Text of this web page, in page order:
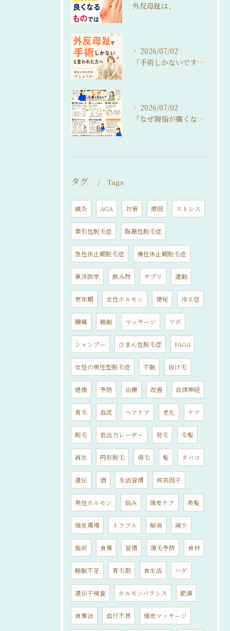
外反母趾は、
2026/07/02
「手術しかないですね…」
2026/07/02
「なぜ親指が痛くなるの？」
タグ Tags
鍼灸 AGA 対策 原因 ストレス
牽引性脱毛症 脂漏性脱毛症
急性休止期脱毛症 慢性休止期脱毛症
東洋医学 飲み物 サプリ 運動
更年期 女性ホルモン 便秘 冷え症
腰痛 睡眠 マッサージ ツボ
シャンプー びまん性脱毛症 FAGA
女性の男性型脱毛症 不眠 抜け毛
健康 予防 治療 改善 自律神経
育毛 血流 ヘアケア 老化 ケア
脱毛 低出力レーザー 発毛 毛髪
再生 円形脱毛 億毛 髪 タバコ
遺伝 酒 生活習慣 成長因子
男性ホルモン 悩み 頭皮ケア 美髪
頭皮環境 トラブル 解消 減少
施術 食事 習慣 薄毛予防 食材
睡眠不足 育毛剤 食生活 ハゲ
遺伝子検査 ホルモンバランス 肥満
食事法 血行不良 頭皮マッサージ